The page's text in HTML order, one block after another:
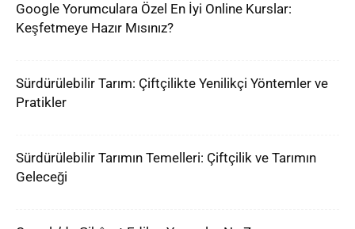
Google Yorumculara Özel En İyi Online Kurslar:
Keşfetmeye Hazır Mısınız?
Sürdürülebilir Tarım: Çiftçilikte Yenilikçi Yöntemler ve
Pratikler
Sürdürülebilir Tarımın Temelleri: Çiftçilik ve Tarımın
Geleceği